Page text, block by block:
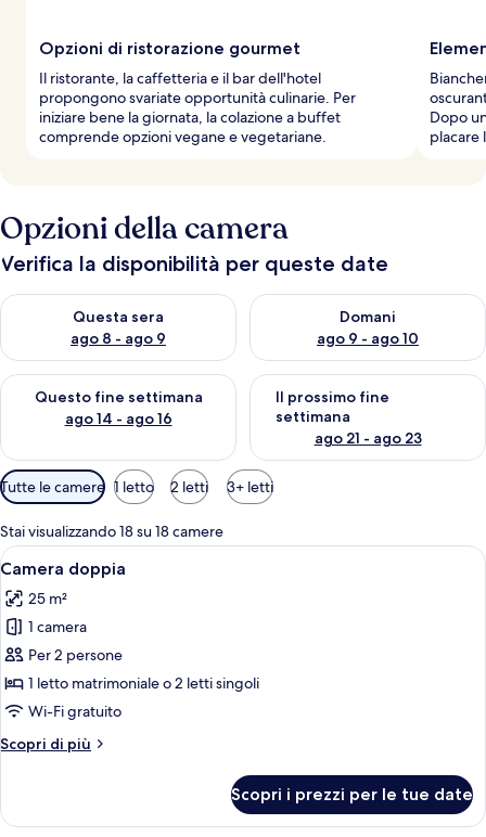
Opzioni di ristorazione gourmet
Il ristorante, la caffetteria e il bar dell'hotel
propongono svariate opportunità culinarie. Per
iniziare bene la giornata, la colazione a buffet
comprende opzioni vegane e vegetariane.
Dopo
placare
Opzioni della camera
Verifica la disponibilità per queste date
Questa sera
ago 8 - ago 9
Verifica la disponibilità per questa sera, ago 8 - ago 9
Domani
ago 9 - ago 10
Verifica la disponibilità per
Questo fine settimana
ago 14 - ago 16
Verifica la disponibilità per questo fine settimana, ago 14 -
Il prossimo fine
settimana
ago 21 - ago 23
Verifica la disponibilità per il
Filtri
disponibili
per
le
camere
Tutte le camere 1 letto 2 letti 3+ letti
Stai visualizzando 18 su 18 camere
Apri
tutte
le
foto
per
Camera
doppia
Una camera d'albergo con un letto
6
Camera doppia
25 m²
1 camera
Per 2 persone
1 letto matrimoniale o 2 letti singoli
Wi-Fi gratuito
Scopri di più
Altri
doppia
Scopri i prezzi per le tue date